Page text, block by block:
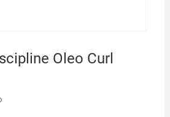
Oleo Curl